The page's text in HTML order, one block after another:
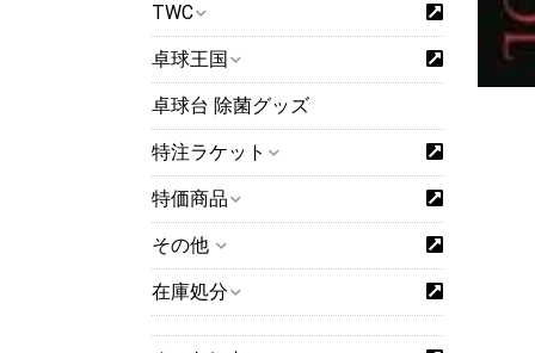
TWC
卓球王国
卓球台 除菌グッズ
特注ラケット
特価商品
その他
在庫処分